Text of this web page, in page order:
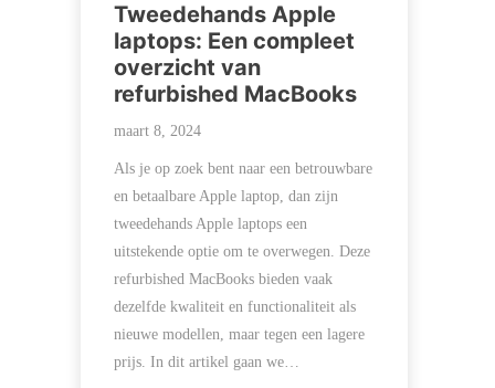
Tweedehands Apple
laptops: Een compleet
overzicht van
refurbished MacBooks
maart 8, 2024
Als je op zoek bent naar een betrouwbare
en betaalbare Apple laptop, dan zijn
tweedehands Apple laptops een
uitstekende optie om te overwegen. Deze
refurbished MacBooks bieden vaak
dezelfde kwaliteit en functionaliteit als
nieuwe modellen, maar tegen een lagere
prijs. In dit artikel gaan we…